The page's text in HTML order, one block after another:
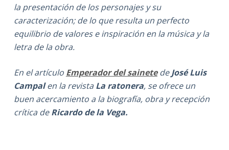
la presentación de los personajes y su
caracterización; de lo que resulta un perfecto
equilibrio de valores e inspiración en la música y la
letra de la obra.
En el artículo Emperador del sainete deJosé Luis
Campalen la revista La ratonera, se ofrece un
buen acercamiento a la biografía, obra y recepción
crítica deRicardo de la Vega.